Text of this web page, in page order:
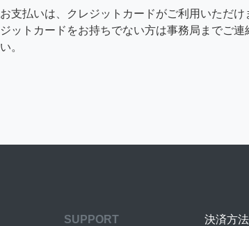
お支払いは、クレジットカードがご利用いただけ
ジットカードをお持ちでない方は事務局までご連
い。
SUPPORT 決済方法